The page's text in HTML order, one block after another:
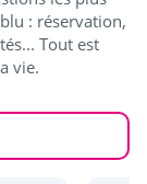
<15km
: réservation,
Tout est
vie.